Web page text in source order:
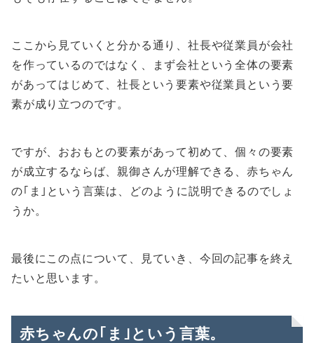
ここから見ていくと分かる通り、社長や従業員が会社
を作っているのではなく、まず会社という全体の要素
があってはじめて、社長という要素や従業員という要
素が成り立つのです。
ですが、おおもとの要素があって初めて、個々の要素
が成立するならば、親御さんが理解できる、赤ちゃん
の｢ま｣という言葉は、どのように説明できるのでしょ
うか。
最後にこの点について、見ていき、今回の記事を終え
たいと思います。
赤ちゃんの｢ま｣という言葉。